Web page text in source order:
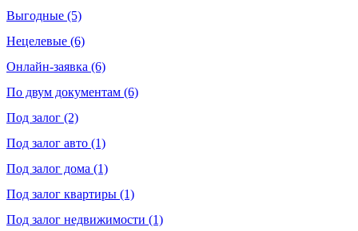
Выгодные (5)
Нецелевые (6)
Онлайн-заявка (6)
По двум документам (6)
Под залог (2)
Под залог авто (1)
Под залог дома (1)
Под залог квартиры (1)
Под залог недвижимости (1)